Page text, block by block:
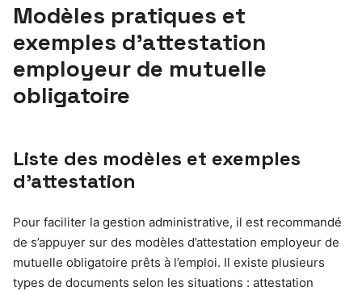
Modèles pratiques et
exemples d’attestation
employeur de mutuelle
obligatoire
Liste des modèles et exemples
d’attestation
Pour faciliter la gestion administrative, il est recommandé
de s’appuyer sur des modèles d’attestation employeur de
mutuelle obligatoire prêts à l’emploi. Il existe plusieurs
types de documents selon les situations : attestation